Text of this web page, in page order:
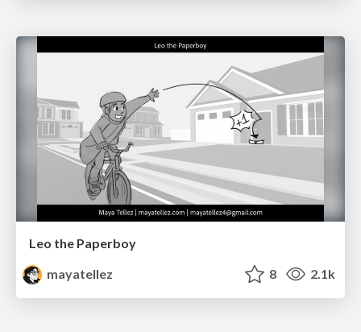
Leo the Paperboy
mayatellez
8 2.1k